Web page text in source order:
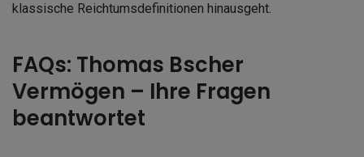
klassische Reichtumsdefinitionen hinausgeht.
FAQs: Thomas Bscher
Vermögen – Ihre Fragen
beantwortet